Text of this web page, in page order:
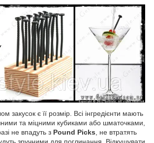
закусок є її розмір. Всі інгредієнти мають
та міцними кубиками або шматочками,
не впадуть з Pound Picks , не втратять
зручними для поглинання. Відкушувати